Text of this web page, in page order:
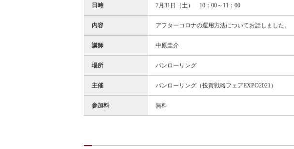
日時 7月31日（土） 10：00～11：00
内容 アフターコロナの運用方法についてお話しました。
講師 中原圭介
場所 パンローリング
主催 パンローリング（投資戦略フェアEXPO2021）
参加料 無料